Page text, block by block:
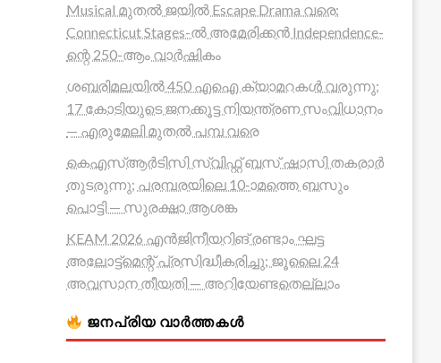
Musical മുതൽ ജയിൽ Escape Drama വരെ:
Connecticut Stages-ൽ അമേരിക്കൻ Independence-
ന്റെ 250-ആം വാർഷികം
ശബരിമലയിൽ 450 എഐ ക്യാമറകൾ വരുന്നു;
17 കോടിയുടെ ജനക്കൂട്ട നിയന്ത്രണ സംവിധാനം
— എരുമേലി മുതൽ പമ്പ വരെ
കെഎസ്ആർടിസി സ്വിഫ്റ്റ് ബസ് ഷാസി തകരാർ
തുടരുന്നു; പരമ്പരയിലെ 10-ാമത്തെ ബസും
പൊട്ടി — സുരക്ഷാ ആശങ്ക
KEAM 2026 എൻജിനീയറിങ് രണ്ടാം ഘട്ട
അലോട്ട്മെന്റ് പ്രസിദ്ധീകരിച്ചു; ജൂലൈ 24
അവസാന തീയതി — അറിയേണ്ടതെല്ലാം
ജനപ്രിയ വാർത്തകൾ